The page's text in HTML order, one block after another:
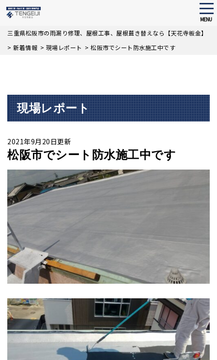
Skip
main
MENU
三重県松阪市の雨漏り修理、屋根工事、屋根葺き替えなら【天花寺板金】
> 新着情報 > 現場レポート > 松阪市でシート防水施工中です
現場レポート
2021年9月20日更新
松阪市でシート防水施工中です